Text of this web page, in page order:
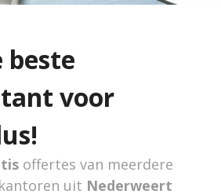
beste
voor
offertes van meerdere
uit Nederweert